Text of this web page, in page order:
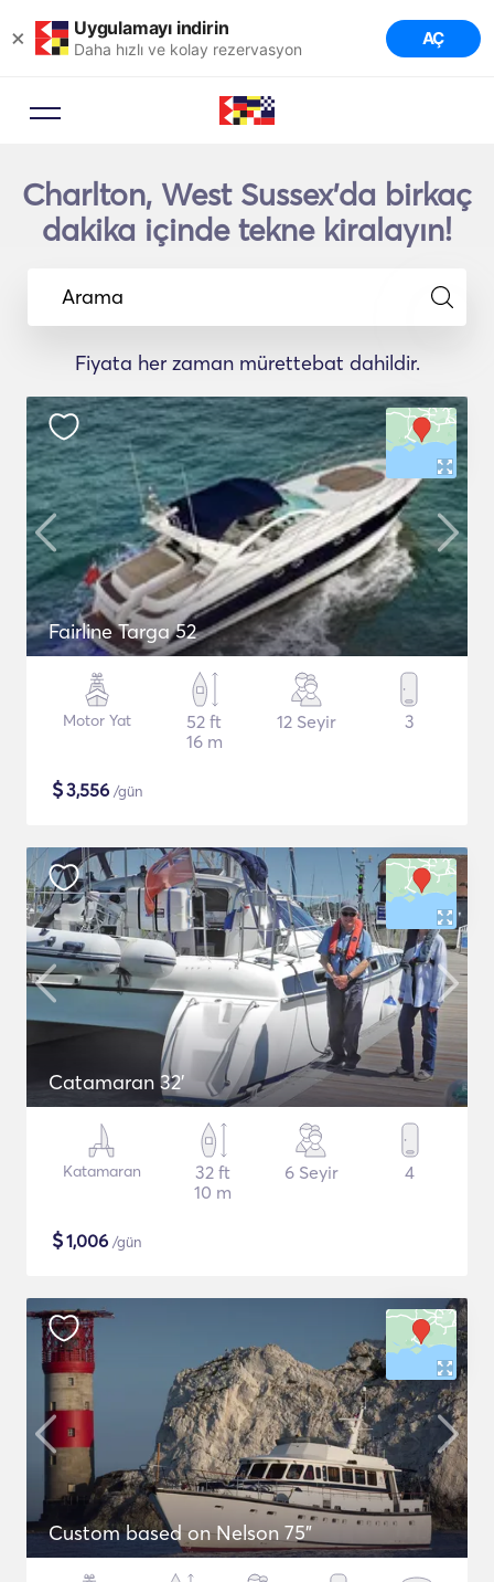
× Uygulamayı indirin
Daha hızlı ve kolay rezervasyon AÇ
Charlton, West Sussex'da birkaç
dakika içinde tekne kiralayın!
Arama
Fiyata her zaman mürettebat dahildir.
Fairline Targa 52
Motor Yat
52 ft
16 m
12 Seyir 3
$3,556 /gün
Catamaran 32'
Katamaran
32 ft
10 m
6 Seyir 4
$1,006 /gün
Custom based on Nelson 75"